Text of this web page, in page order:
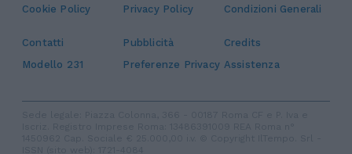
Cookie Policy Privacy Policy Condizioni Generali
Contatti Pubblicità
Credits
Modello 231
Preferenze Privacy Assistenza